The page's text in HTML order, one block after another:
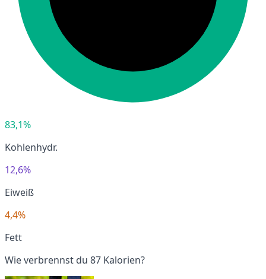
83,1%
Kohlenhydr.
12,6%
Eiweiß
4,4%
Fett
Wie verbrennst du 87 Kalorien?